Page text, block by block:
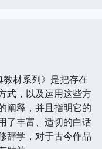
材系列》是把存在
式，以及运用这些方
阐释，并且指明它的
了丰富、适切的白话
辞学，对于古今作品